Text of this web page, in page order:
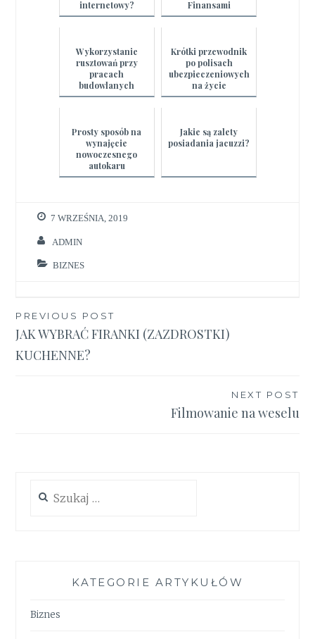
internetowy?
Finansami
Przedsiębiorstwa
Wykorzystanie
rusztowań przy
pracach
budowlanych
Krótki przewodnik
po polisach
ubezpieczeniowych
na życie
Prosty sposób na
wynajęcie
nowoczesnego
autokaru
Jakie są zalety
posiadania jacuzzi?
7 WRZEŚNIA, 2019
ADMIN
BIZNES
Nawigacja
wpisu
PREVIOUS POST
JAK WYBRAĆ FIRANKI (ZAZDROSTKI)
KUCHENNE?
NEXT POST
Filmowanie na weselu
KATEGORIE ARTYKUŁÓW
Biznes